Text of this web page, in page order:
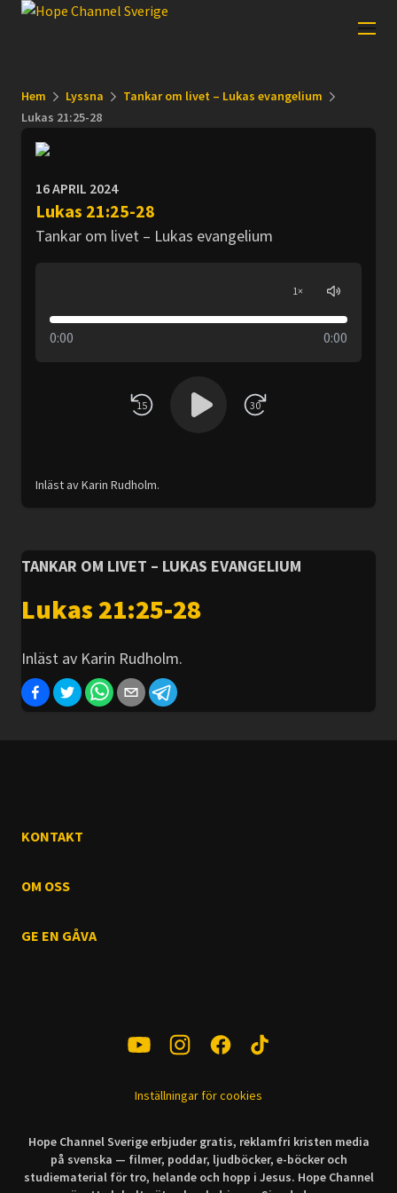
Hem Lyssna
Tankar om livet – Lukas evangelium
Lukas 21:25-28
16 APRIL 2024
Lukas 21:25-28
Tankar om livet – Lukas evangelium
1×
0:00 0:00
15 30
Inläst av Karin Rudholm.
TANKAR OM LIVET – LUKAS EVANGELIUM
Lukas 21:25-28
Inläst av Karin Rudholm.
KONTAKT
OM OSS
GE EN GÅVA
Inställningar för cookies
Hope Channel Sverige erbjuder gratis, reklamfri kristen media
på svenska — filmer, poddar, ljudböcker, e-böcker och
studiematerial för tro, helande och hopp i Jesus. Hope Channel